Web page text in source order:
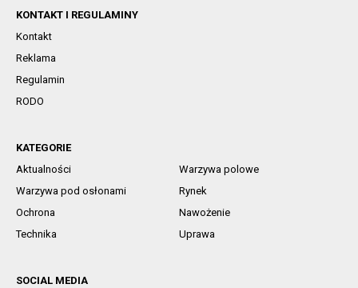
KONTAKT I REGULAMINY
Kontakt
Reklama
Regulamin
RODO
KATEGORIE
Aktualności
Warzywa polowe
Warzywa pod osłonami
Rynek
Ochrona
Nawożenie
Technika
Uprawa
SOCIAL MEDIA